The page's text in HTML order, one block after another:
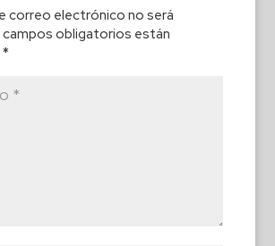
correo electrónico no será
obligatorios están
*